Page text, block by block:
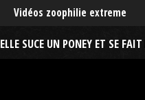
Vidéos zoophilie extreme
ELLE SUCE UN PONEY ET SE